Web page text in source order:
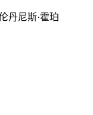
丹尼斯·霍珀